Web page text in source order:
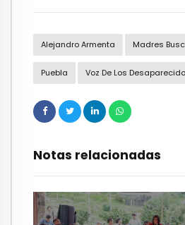
Alejandro Armenta Madres
Puebla Voz De Los
Notas relacionadas